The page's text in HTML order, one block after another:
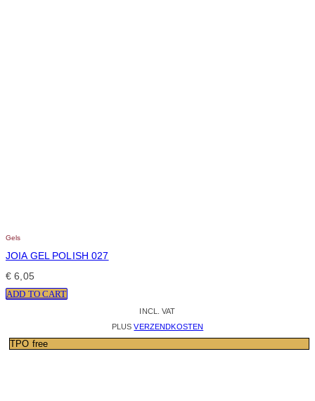
Gels
JOIA GEL POLISH 027
€ 6,05
ADD TO CART
INCL. VAT
PLUSVERZENDKOSTEN
TPO free